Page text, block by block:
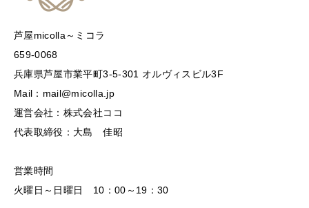
芦屋micolla～ミコラ
659-0068
兵庫県芦屋市業平町3-5-301 オルヴィスビル3F
Mail：mail@micolla.jp
運営会社：株式会社ココ
代表取締役：大島 佳昭
営業時間
火曜日～日曜日 10：00～19：30